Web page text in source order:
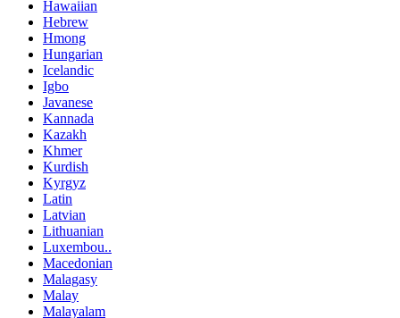
Hawaiian
Hebrew
Hmong
Hungarian
Icelandic
Igbo
Javanese
Kannada
Kazakh
Khmer
Kurdish
Kyrgyz
Latin
Latvian
Lithuanian
Luxembou..
Macedonian
Malagasy
Malay
Malayalam